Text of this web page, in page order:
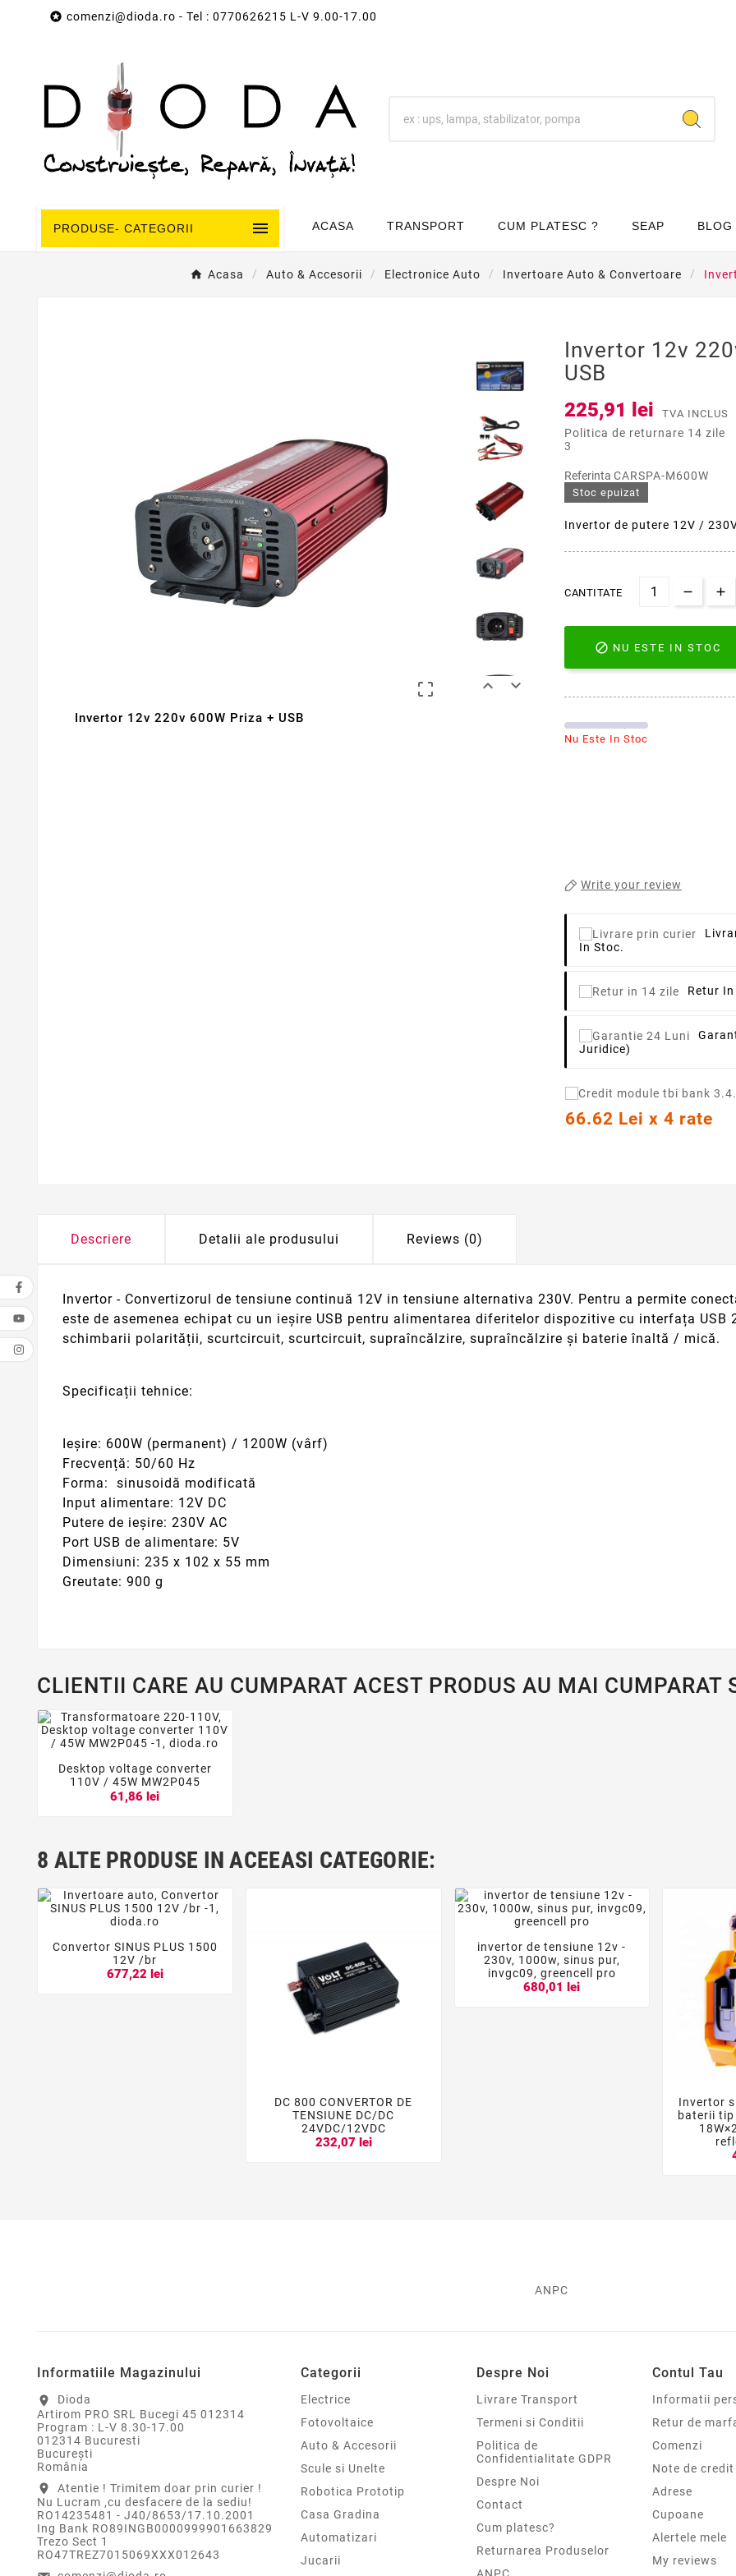
 comenzi@dioda.ro - Tel : 0770626215 L-V 9.00-17.00
PRODUSE- CATEGORII  ACASA TRANSPORT CUM PLATESC ? SEAP BLOG
Acasa Auto & Accesorii Electronice Auto Invertoare Auto & Convertoare

Invertor 12v 220v 600W Priza + USB
 
Invertor 12v
USB
225,91 lei TVA INCLUS
Politica de returnare 14 zile
3
Referinta CARSPA-M600W
Stoc epuizat
Invertor de putere 12V /
CANTITATE
 NU ESTE IN STOC
Nu Este In Stoc
Write your review
In Stoc.
Retur
Juridice)
66.62 Lei x 4 rate
Descriere Detalii ale produsului Reviews (0)
Invertor - Convertizorul de tensiune continuă 12V in tensiune alternativa 230V. Pentru a permite
este de asemenea echipat cu un ieșire USB pentru alimentarea diferitelor dispozitive cu interfața
schimbarii polarității, scurtcircuit, scurtcircuit, supraîncălzire, supraîncălzire și baterie înaltă / mică.
Specificații tehnice:
Ieșire: 600W (permanent) / 1200W (vârf)
Frecvență: 50/60 Hz
Forma: sinusoidă modificată
Input alimentare: 12V DC
Putere de ieșire: 230V AC
Port USB de alimentare: 5V
Dimensiuni: 235 x 102 x 55 mm
Greutate: 900 g
CLIENTII CARE AU CUMPARAT ACEST PRODUS AU MAI CUMPARAT
  
Desktop voltage converter
110V / 45W MW2P045
61,86 lei
8 ALTE PRODUSE IN ACEEASI CATEGORIE:

Convertor SINUS PLUS 1500
12V /br
677,22 lei
  
DC 800 CONVERTOR DE
TENSIUNE DC/DC
24VDC/12VDC
232,07 lei
  
invertor de tensiune 12v -
230v, 1000w, sinus pur,
invgc09, greencell pro
680,01 lei

Invertor
baterii tip
ANPC
Informatiile Magazinului
location_on
Dioda
Artirom PRO SRL Bucegi 45 012314
Program : L-V 8.30-17.00
012314 Bucuresti
Bucureşti
România
location_on
Atentie ! Trimitem doar prin curier !
Nu Lucram ,cu desfacere de la sediu!
RO14235481 - J40/8653/17.10.2001
Ing Bank RO89INGB0000999901663829
Trezo Sect 1
RO47TREZ7015069XXX012643
Categorii
Electrice
Fotovoltaice
Auto & Accesorii
Scule si Unelte
Robotica Prototip
Casa Gradina
Automatizari
Jucarii
Despre Noi
Livrare Transport
Termeni si Conditii
Politica de
Confidentialitate GDPR
Despre Noi
Contact
Cum platesc?
Returnarea Produselor
Contul Tau
Informatii
Retur de
Comenzi
Note de credit
Adrese
Cupoane
Alertele mele
My reviews